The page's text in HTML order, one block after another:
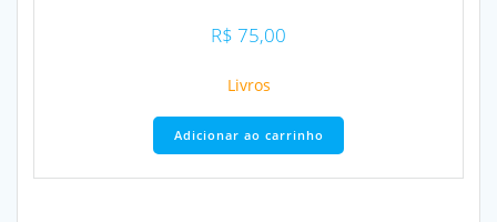
R$ 75,00
Livros
Adicionar ao carrinho